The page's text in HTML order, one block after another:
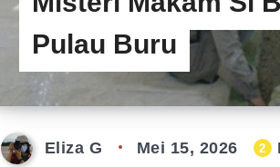
Pulau Buru
Eliza G Mei 15, 2026 2